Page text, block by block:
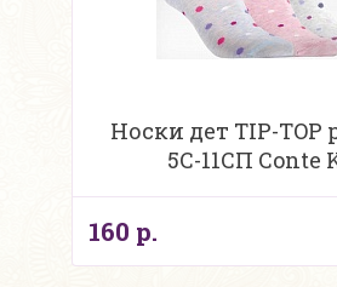
Носки дет TIP-TOP
5С-11СП Conte
160 р.